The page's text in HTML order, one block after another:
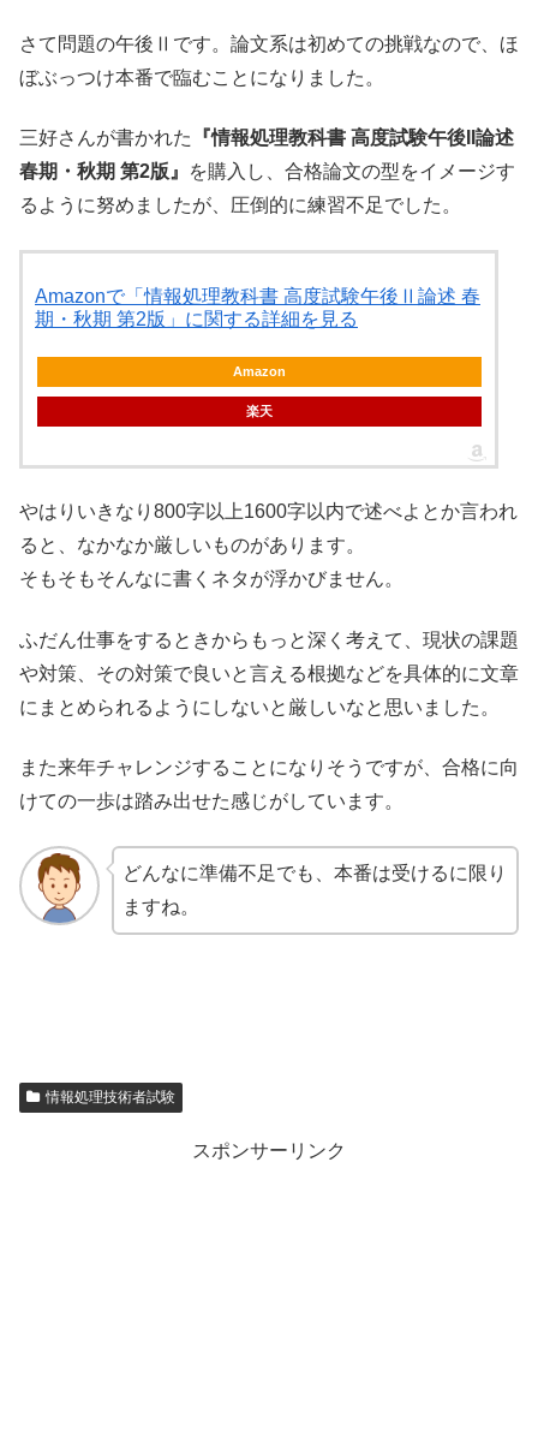
さて問題の午後Ⅱです。論文系は初めての挑戦なので、ほ
ぼぶっつけ本番で臨むことになりました。
三好さんが書かれた
『情報処理教科書 高度試験午後II論述
春期・秋期 第2版』
を購入し、合格論文の型をイメージす
るように努めましたが、圧倒的に練習不足でした。
Amazonで「情報処理教科書 高度試験午後Ⅱ論述 春
期・秋期 第2版」に関する詳細を見る
Amazon
楽天
やはりいきなり800字以上1600字以内で述べよとか言われ
ると、なかなか厳しいものがあります。
そもそもそんなに書くネタが浮かびません。
ふだん仕事をするときからもっと深く考えて、現状の課題
や対策、その対策で良いと言える根拠などを具体的に文章
にまとめられるようにしないと厳しいなと思いました。
また来年チャレンジすることになりそうですが、合格に向
けての一歩は踏み出せた感じがしています。
どんなに準備不足でも、本番は受けるに限り
ますね。
情報処理技術者試験
スポンサーリンク